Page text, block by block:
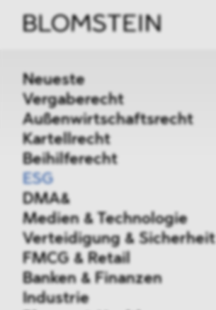
Neueste
Vergaberecht
Außenwirtschaftsrecht
Kartellrecht
Beihilferecht
ESG
DMA&
Medien & Technologie
Verteidigung & Sicherheit
FMCG & Retail
Banken & Finanzen
Industrie